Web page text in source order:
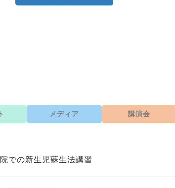
メディア 講演会
での新生児蘇生法講習